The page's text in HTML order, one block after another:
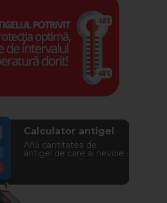
Calculator antigel
Află cantitatea de
antigel de care ai nevoie